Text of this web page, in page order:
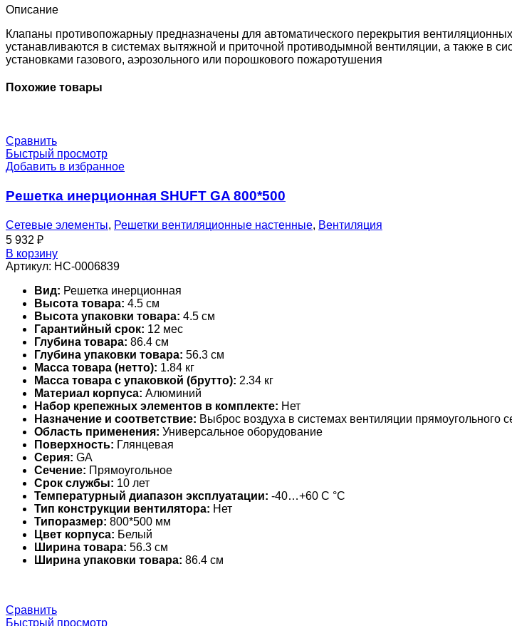
EM24-
0-
0-
0
Описание
Клапаны противопожарныу предназначены для автоматического перекрытия
устанавливаются в системах вытяжной и приточной противодымной вентиляции, а также в
установками газового, аэрозольного или порошкового пожаротушения
Похожие товары
Сравнить
Быстрый просмотр
Добавить в избранное
Решетка инерционная SHUFT GA 800*500
Сетевые элементы, Решетки вентиляционные настенные, Вентиляция
5 932 ₽
В корзину
Артикул: НС-0006839
Вид: Решетка инерционная
Высота товара: 4.5 см
Высота упаковки товара: 4.5 см
Гарантийный срок: 12 мес
Глубина товара: 86.4 см
Глубина упаковки товара: 56.3 см
Масса товара (нетто): 1.84 кг
Масса товара с упаковкой (брутто): 2.34 кг
Материал корпуса: Алюминий
Набор крепежных элементов в комплекте: Нет
Назначение и соответствие: Выброс воздуха в системах вентиляции прямоугольного
Область применения: Универсальное оборудование
Поверхность: Глянцевая
Серия: GA
Сечение: Прямоугольное
Срок службы: 10 лет
Температурный диапазон эксплуатации: -40…+60 С °С
Тип конструкции вентилятора: Нет
Типоразмер: 800*500 мм
Цвет корпуса: Белый
Ширина товара: 56.3 см
Ширина упаковки товара: 86.4 см
Сравнить
Быстрый просмотр